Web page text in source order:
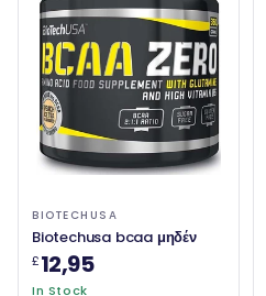
BIOTECHUSA
Biotechusa bcaa μηδέν
£12,95
In Stock